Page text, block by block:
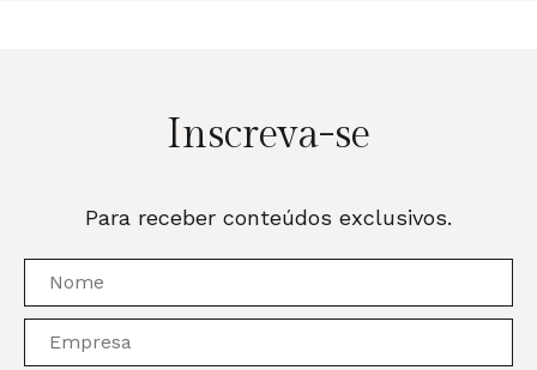
Inscreva-se
Para receber conteúdos exclusivos.